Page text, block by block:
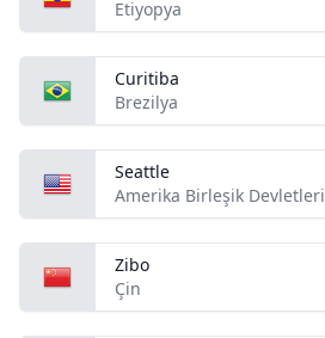
Etiyopya
Curitiba
Brezilya
Seattle
Amerika Birleşik Devletleri
Zibo
Çin